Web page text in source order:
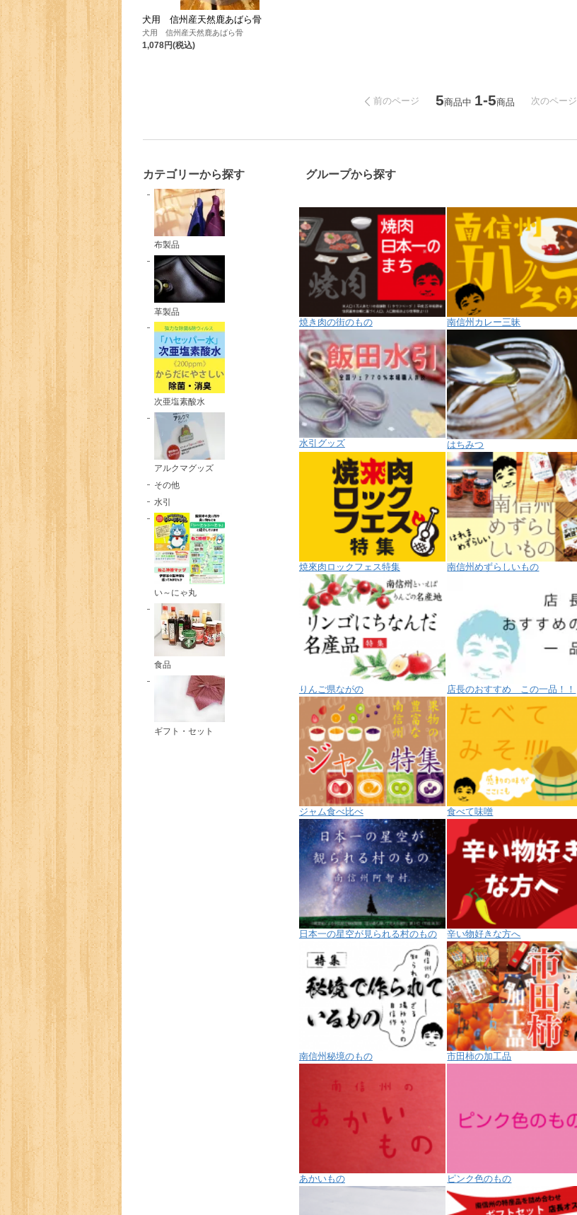
犬用 信州産天然鹿あばら骨
犬用 信州産天然鹿あばら骨
1,078円(税込)
前のページ 5商品中 1-5商品 次のページ
カテゴリーから探す
布製品
革製品
次亜塩素酸水
アルクマグッズ
その他
水引
い～にゃ丸
食品
ギフト・セット
グループから探す
焼き肉の街のもの 南信州カレー三昧
水引グッズ はちみつ
焼來肉ロックフェス特集 南信州めずらしいもの
りんご県ながの 店長のおすすめ この一品！！
ジャム食べ比べ 食べて味噌
日本一の星空が見られる村のもの 辛い物好きな方へ
南信州秘境のもの 市田柿の加工品
あかいもの ピンク色のもの